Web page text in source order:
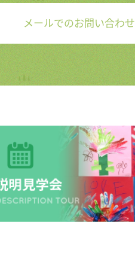
メールでのお問い合わせ